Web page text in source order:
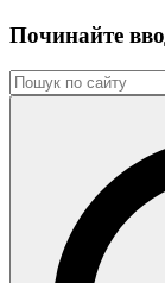
Починайте